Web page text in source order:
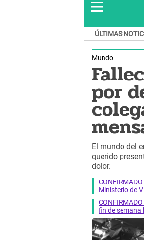
ÚLTIMAS
Mundo
por
El mundo del
querido
dolor.
Ministerio de
fin de semana